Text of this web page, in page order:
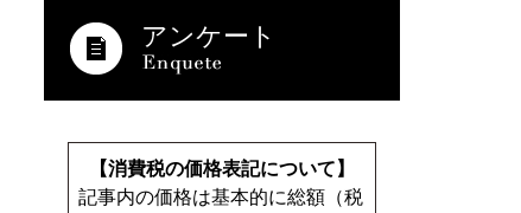
アンケート
【消費税の価格表記について】
記事内の価格は基本的に総額（税